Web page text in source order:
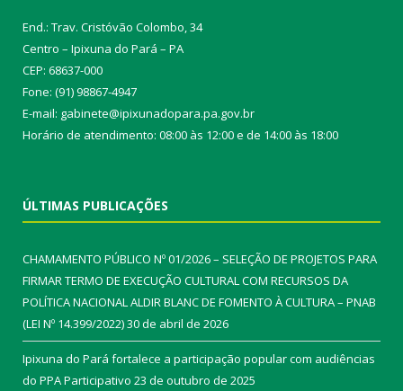
End.: Trav. Cristóvão Colombo, 34
Centro – Ipixuna do Pará – PA
CEP: 68637-000
Fone: (91) 98867-4947
E-mail: gabinete@ipixunadopara.pa.gov.br
Horário de atendimento: 08:00 às 12:00 e de 14:00 às 18:00
ÚLTIMAS PUBLICAÇÕES
CHAMAMENTO PÚBLICO Nº 01/2026 – SELEÇÃO DE PROJETOS PARA
FIRMAR TERMO DE EXECUÇÃO CULTURAL COM RECURSOS DA
POLÍTICA NACIONAL ALDIR BLANC DE FOMENTO À CULTURA – PNAB
(LEI Nº 14.399/2022)30 de abril de 2026
Ipixuna do Pará fortalece a participação popular com audiências
do PPA Participativo 23 de outubro de 2025